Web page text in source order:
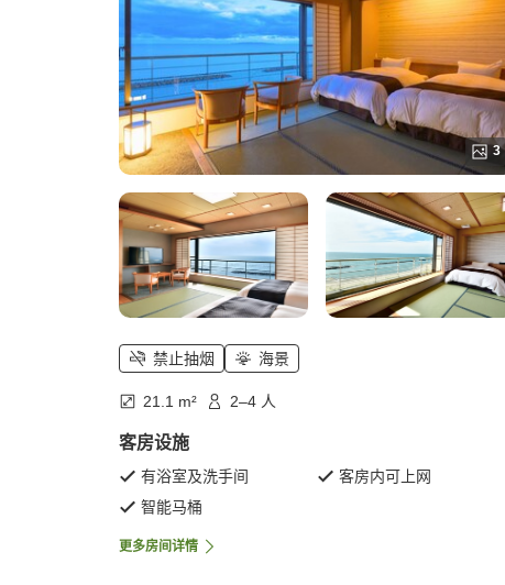
3
禁止抽烟 海景
21.1 m² 2–4 人
客房设施
有浴室及洗手间
客房内可上网
智能马桶
更多房间详情